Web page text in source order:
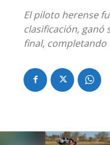
El piloto herense
clasificación, ganó
final, completando